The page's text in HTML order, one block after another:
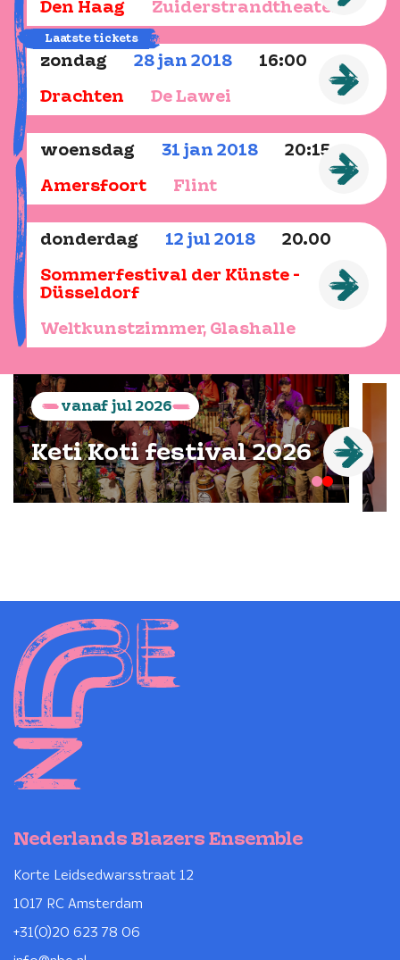
Den Haag Zuiderstrandtheater
Laatste tickets
zondag 28 jan 2018 16:00
Drachten De Lawei
woensdag 31 jan 2018 20:15
Amersfoort Flint
donderdag 12 jul 2018 20.00
Sommerfestival der Künste -
Düsseldorf
Weltkunstzimmer, Glashalle
vanaf jul 2026
Keti Koti festival 2026
Nederlands Blazers Ensemble
Korte Leidsedwarsstraat 12
1017 RC Amsterdam
+31(0)20 623 78 06